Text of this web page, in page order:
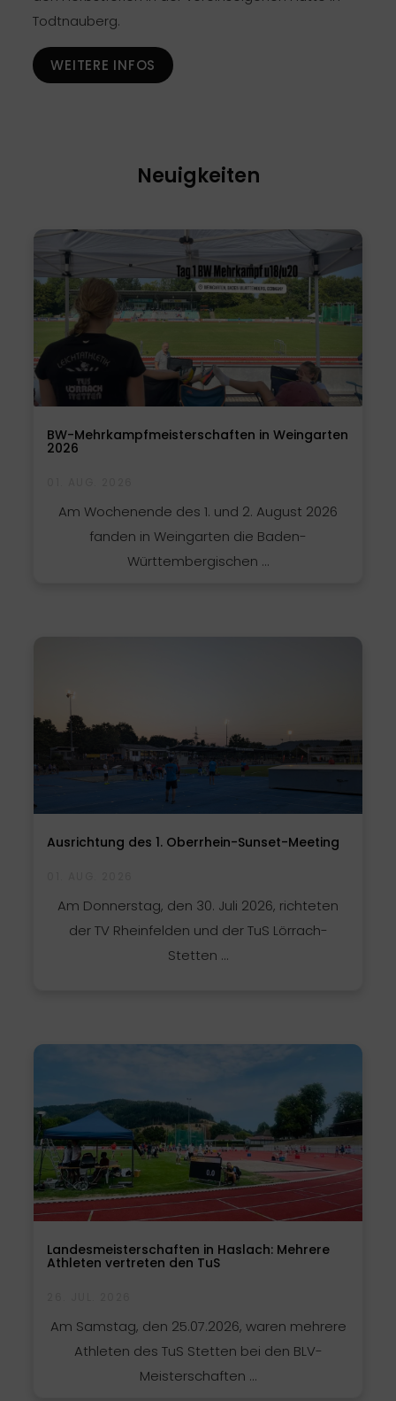
Todtnauberg.
WEITERE INFOS
Neuigkeiten
BW-Mehrkampfmeisterschaften in Weingarten
2026
Am Wochenende des 1. und 2. August 2026
fanden in Weingarten die Baden-
Württembergischen ...
Ausrichtung des 1. Oberrhein-Sunset-Meeting
Am Donnerstag, den 30. Juli 2026, richteten
der TV Rheinfelden und der TuS Lörrach-
Stetten ...
Landesmeisterschaften in Haslach: Mehrere
Athleten vertreten den TuS
Am Samstag, den 25.07.2026, waren mehrere
Athleten des TuS Stetten bei den BLV-
Meisterschaften ...